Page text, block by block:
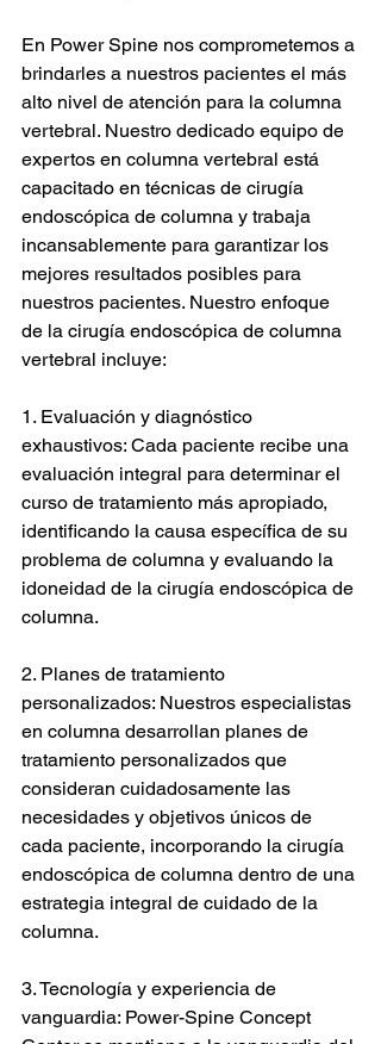
En Power Spine nos comprometemos a
brindarles a nuestros pacientes el más
alto nivel de atención para la columna
vertebral. Nuestro dedicado equipo de
expertos en columna vertebral está
capacitado en técnicas de cirugía
endoscópica de columna y trabaja
incansablemente para garantizar los
mejores resultados posibles para
nuestros pacientes. Nuestro enfoque
de la cirugía endoscópica de columna
vertebral incluye:
1. Evaluación y diagnóstico
exhaustivos: Cada paciente recibe una
evaluación integral para determinar el
curso de tratamiento más apropiado,
identificando la causa específica de su
problema de columna y evaluando la
idoneidad de la cirugía endoscópica de
columna.
2. Planes de tratamiento
personalizados: Nuestros especialistas
en columna desarrollan planes de
tratamiento personalizados que
consideran cuidadosamente las
necesidades y objetivos únicos de
cada paciente, incorporando la cirugía
endoscópica de columna dentro de una
estrategia integral de cuidado de la
columna.
3. Tecnología y experiencia de
vanguardia: Power-Spine Concept